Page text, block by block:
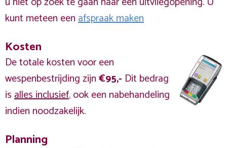
kunt meteen eenafspraak maken
Kosten
De totale kosten voor een
wespenbestrijding zijn€95,- Dit bedrag
isalles inclusief, ook een nabehandeling
indien noodzakelijk.
Planning